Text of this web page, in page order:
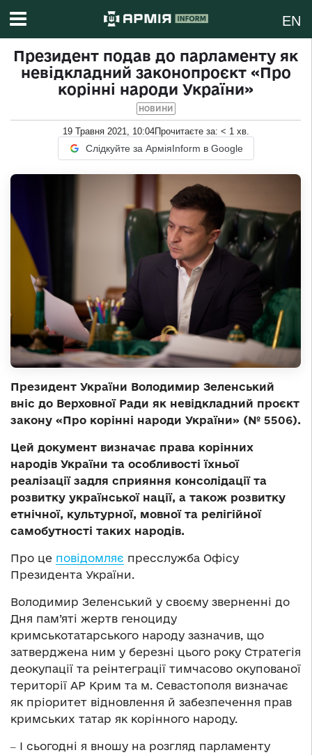
EN
Президент подав до парламенту як
невідкладний законопроєкт «Про
корінні народи України»
НОВИНИ
19 Травня 2021, 10:04Прочитаєте за: < 1 хв.
Слідкуйте за АрміяInform в Google
Президент України Володимир Зеленський
вніс до Верховної Ради як невідкладний проєкт
закону «Про корінні народи України» (№ 5506).
Цей документ визначає права корінних
народів України та особливості їхньої
реалізації задля сприяння консолідації та
розвитку української нації, а також розвитку
етнічної, культурної, мовної та релігійної
самобутності таких народів.
Про це повідомляє пресслужба Офісу
Президента України.
Володимир Зеленський у своєму зверненні до
Дня пам’яті жертв геноциду
кримськотатарського народу зазначив, що
затверджена ним у березні цього року Стратегія
деокупації та реінтеграції тимчасово окупованої
території АР Крим та м. Севастополя визначає
як пріоритет відновлення й забезпечення прав
кримських татар як корінного народу.
‒ І сьогодні я вношу на розгляд парламенту